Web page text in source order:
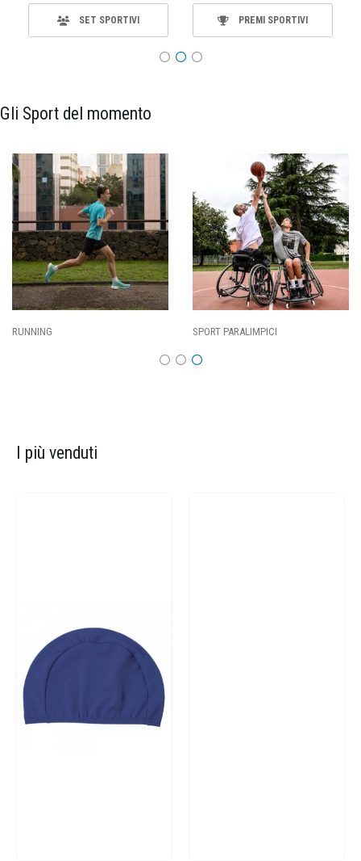
SET SPORTIVI PREMI SPORTIVI
Gli Sport del momento
RUNNING SPORT PARALIMPICI
I più venduti